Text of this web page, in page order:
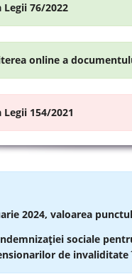
76/2022
online a
154/2021
2024, valoarea
sociale
de